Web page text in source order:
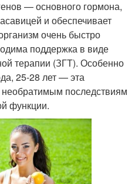
— основного гормона,
и обеспечивает
очень быстро
поддержка в виде
терапии (ЗГТ). Особенно
25-28 лет — эта
последствиям
функции.